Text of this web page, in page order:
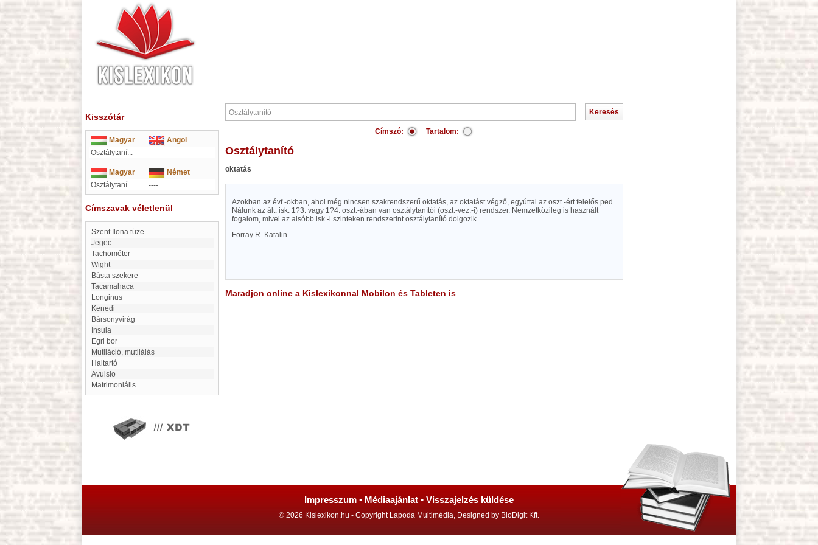
Kisszótár
Magyar
Angol
Osztálytaní...
----
Magyar
Német
Osztálytaní...
----
Címszavak véletlenül
Szent Ilona tüze
Jegec
Tachométer
Wight
Básta szekere
Tacamahaca
Longinus
Kenedi
Bársonyvirág
Insula
Egri bor
mutiláció, mutilálás
Haltartó
Avuisio
matrimoniális
Címszó: Tartalom:
Osztálytanító
oktatás
Azokban az évf.-okban, ahol még nincsen szakrendszerű oktatás, az oktatást végző, egyúttal az oszt.-ért felelős ped.
Nálunk az ált. isk. 1?3. vagy 1?4. oszt.-ában van osztálytanítói (oszt.-vez.-i) rendszer. Nemzetközileg is használt
fogalom, mivel az alsóbb isk.-i szinteken rendszerint osztálytanító dolgozik.
Forray R. Katalin
Maradjon online a Kislexikonnal Mobilon és Tableten is
Impresszum • Médiaajánlat • Visszajelzés küldése
© 2026 Kislexikon.hu - Copyright Lapoda Multimédia, Designed by BioDigit Kft.